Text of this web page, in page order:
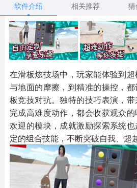
音乐舞蹈
269款应用
2716款应用
其他
1654款应用
游戏助手
515款应用
软件介绍
相关推荐
在滑板炫技场中，玩家能体验到
与地面的摩擦，到精准的操控，
板竞技对抗。独特的技巧表演，
完成高难度动作，都会收获观众
欢迎的模块，成就激励探索系统
定的组合技能，不断突破自我、超